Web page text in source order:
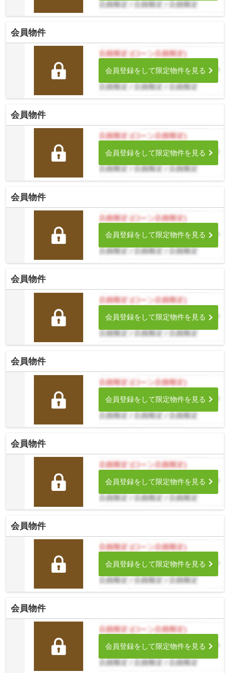
会員物件
会員登録をして限定物件を見る
会員物件
会員登録をして限定物件を見る
会員物件
会員登録をして限定物件を見る
会員物件
会員登録をして限定物件を見る
会員物件
会員登録をして限定物件を見る
会員物件
会員登録をして限定物件を見る
会員物件
会員登録をして限定物件を見る
会員物件
会員登録をして限定物件を見る